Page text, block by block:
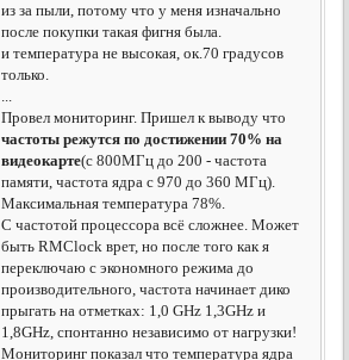
из за пыли, потому что у меня изначально
после покупки такая фигня была.
и температура не высокая, ок.70 градусов
только.
...
Провел мониторинг. Пришел к выводу что
частоты режутся по достижении 70% на
видеокарте(с 800МГц до 200 - частота
памяти, частота ядра с 970 до 360 МГц).
Максимальная температура 78%.
С частотой процессора всё сложнее. Может
быть RMClock врет, но после того как я
переключаю с экономного режима до
производительного, частота начинает дико
прыгать на отметках: 1,0 GHz 1,3GHz и
1,8GHz, спонтанно независимо от нагрузки!
Мониторинг показал что температура ядра